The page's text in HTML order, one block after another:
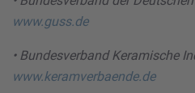
www.guss.de
• Bundesverband Keramische
www.keramverbaende.de